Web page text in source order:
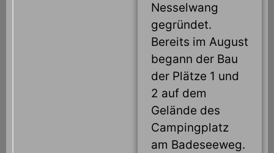
Nesselwang
gegründet.
Bereits im August
begann der Bau
der Plätze 1 und
2 auf dem
Gelände des
Campingplatz
am Badeseeweg.